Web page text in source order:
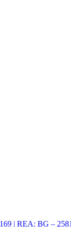
| REA: BG –